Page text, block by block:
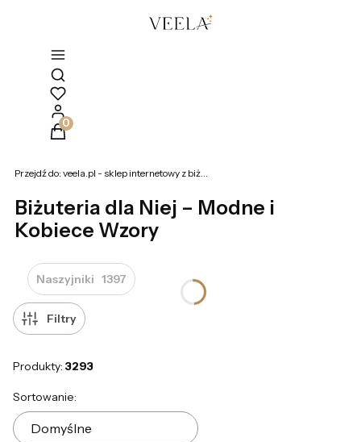
Otwórz wyszukiwarkę
Produkty w koszyku: 0. Zobacz szczegóły
Przejdź do: veela.pl - sklep internetowy z biżuterią
Biżuteria dla Niej – Modne i
Kobiece Wzory
Naszyjniki 1397
Filtry
Produkty: 3293
Lista produktów
Sortowanie:
Domyślne